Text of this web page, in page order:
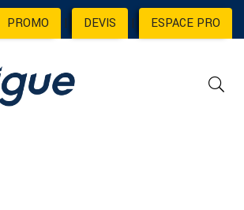
PROMO | DEVIS | ESPACE PRO